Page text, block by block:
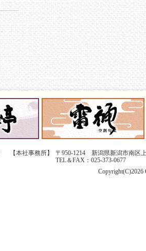
【本社事務所】
〒950-1214 新潟県新潟市南区
TEL＆FAX：025-373-0677